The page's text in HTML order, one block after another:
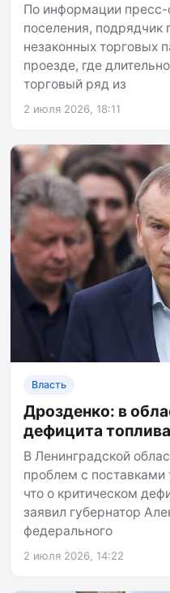
По информации
поселения, подрядчик
незаконных торговых
проезде, где
торговый ряд из
2 июля 2026, 18:11
Власть
Дрозденко: в
дефицита топлива
В Ленинградской
проблем с поставками
что о критическом
заявил губернатор
федерального
2 июля 2026, 14:22